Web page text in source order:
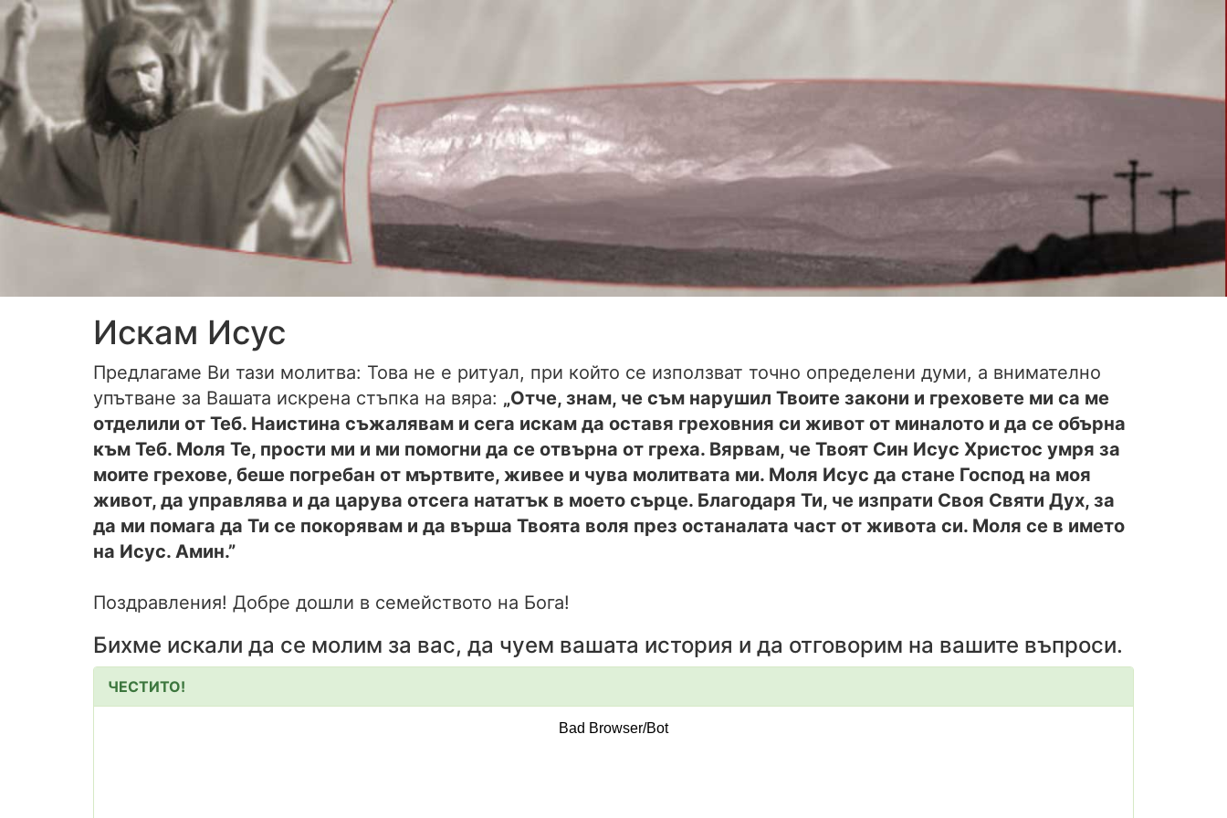
Искам Исус
Предлагаме Ви тази молитва: Това не е ритуал, при който се използват точно определени думи, а внимателно
упътване за Вашата искрена стъпка на вяра: „Отче, знам, че съм нарушил Твоите закони и греховете ми са ме
отделили от Теб. Наистина съжалявам и сега искам да оставя греховния си живот от миналото и да се обърна
към Теб. Моля Те, прости ми и ми помогни да се отвърна от греха. Вярвам, че Твоят Син Исус Христос умря за
моите грехове, беше погребан от мъртвите, живее и чува молитвата ми. Моля Исус да стане Господ на моя
живот, да управлява и да царува отсега нататък в моето сърце. Благодаря Ти, че изпрати Своя Святи Дух, за
да ми помага да Ти се покорявам и да върша Твоята воля през останалата част от живота си. Моля се в името
на Исус. Амин.”
Поздравления! Добре дошли в семейството на Бога!
Бихме искали да се молим за вас, да чуем вашата история и да отговорим на вашите въпроси.
ЧЕСТИТО!